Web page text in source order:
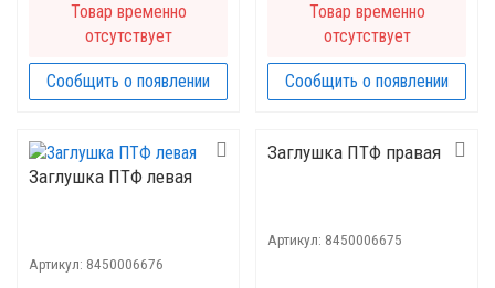
Товар временно
отсутствует
Сообщить о появлении
Товар временно
отсутствует
Сообщить о появлении
Заглушка ПТФ левая
Артикул: 8450006676
Заглушка ПТФ правая
Артикул: 8450006675